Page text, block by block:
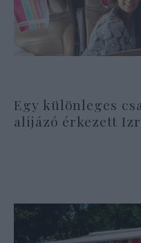
Egy különleges
alijázó érkezett